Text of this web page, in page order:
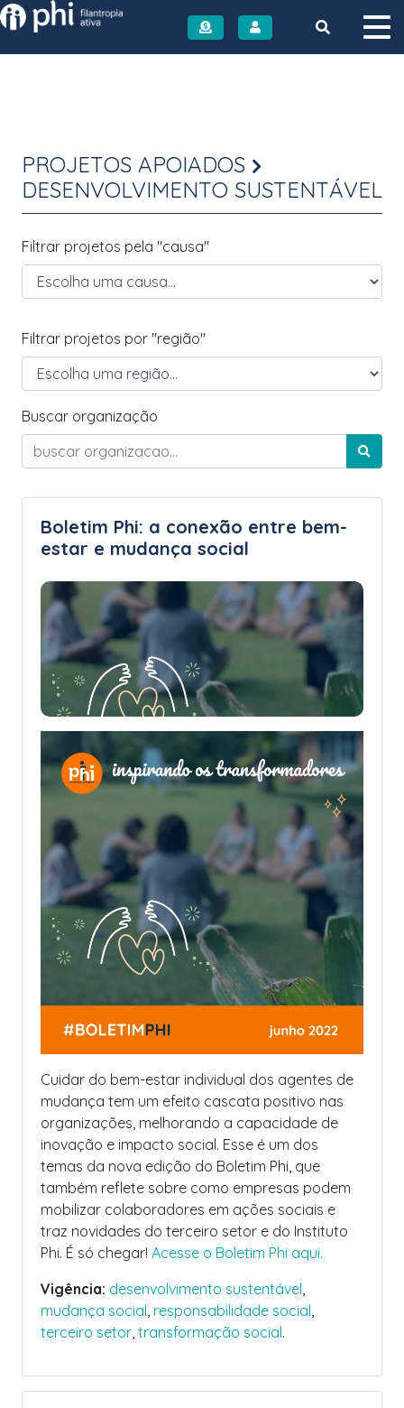
Instituto PHI
PROJETOS APOIADOS
DESENVOLVIMENTO SUSTENTÁVEL
Filtrar projetos pela "causa"
Filtrar projetos por "região"
Buscar organização
Boletim Phi: a conexão entre bem-
estar e mudança social
Cuidar do bem-estar individual dos agentes de
mudança tem um efeito cascata positivo nas
organizações, melhorando a capacidade de
inovação e impacto social. Esse é um dos
temas da nova edição do Boletim Phi, que
também reflete sobre como empresas podem
mobilizar colaboradores em ações sociais e
traz novidades do terceiro setor e do Instituto
Phi. É só chegar! Acesse o Boletim Phi aqui.
Vigência: desenvolvimento sustentável,
mudança social, responsabilidade social,
terceiro setor, transformação social.